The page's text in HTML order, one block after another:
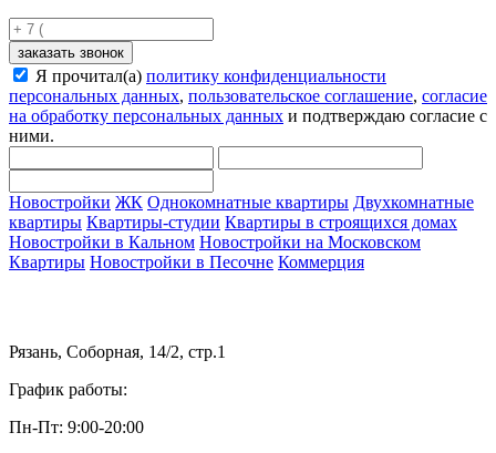
заказать звонок
Я прочитал(а) политику конфиденциальности
персональных данных, пользовательское соглашение, согласие
на обработку персональных данных и подтверждаю согласие с
ними.
Новостройки ЖК Однокомнатные квартиры Двухкомнатные
квартиры Квартиры-студии Квартиры в строящихся домах
Новостройки в Кальном Новостройки на Московском
Квартиры Новостройки в Песочне Коммерция
Рязань, Соборная, 14/2, стр.1
График работы:
Пн-Пт: 9:00-20:00